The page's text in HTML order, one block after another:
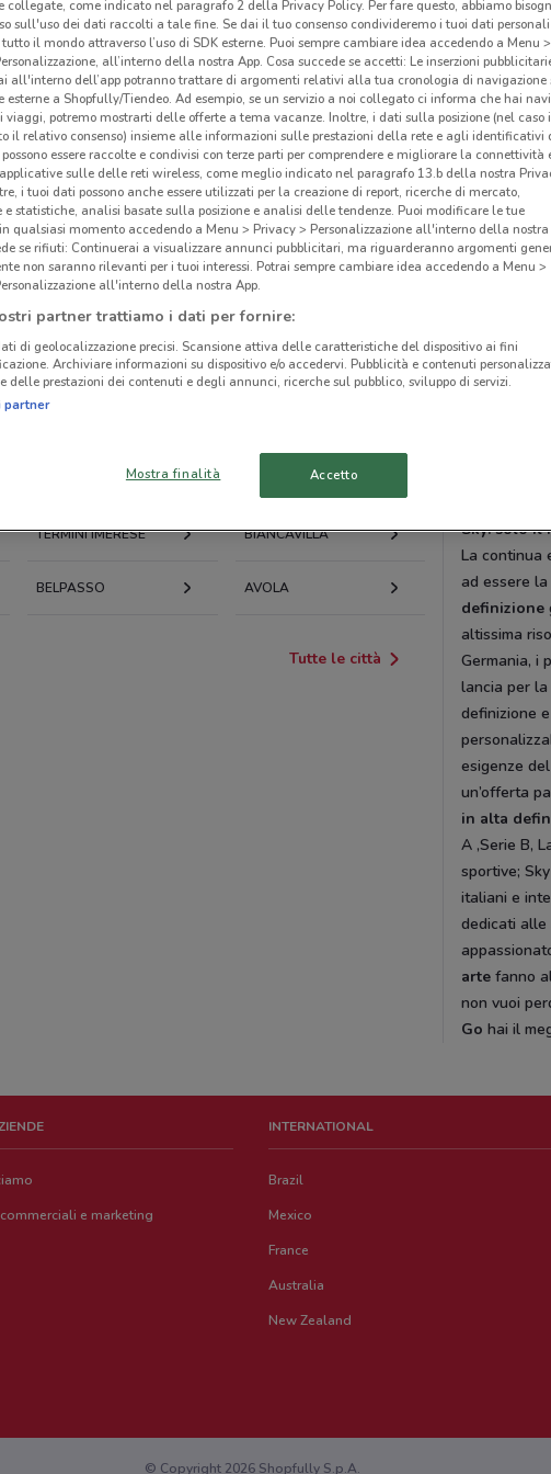
TERMINI IMERESE BIANCAVILLA
BELPASSO AVOLA
Tutte le città
Offerte
Skyè la
parte del
Stream e
settore
canali
Oggi
dalle serie
cartoni
online e
Sky: solo il
La continua
ad essere
definizione
altissima
Germania, i
lancia per
definizione
esigenze
un’offerta
in alta
A ,Serie B,
sportive;
italiani e
dedicati alle
arte fanno
non vuoi
Go hai il
e marketing
INTERNATIONAL
Brazil
Mexico
France
Australia
New Zealand
© Copyright 2026 Shopfully S.p.A.
collegate, come indicato nel paragrafo 2 della Privacy Policy. Per fare questo, abbiamo
sull'uso dei dati raccolti a tale fine. Se dai il tuo consenso condivideremo i tuoi dati
il mondo attraverso l’uso di SDK esterne. Puoi sempre cambiare idea accedendo a Menu >
all’interno della nostra App. Cosa succede se accetti: Le inserzioni
all'interno dell’app potranno trattare di argomenti relativi alla tua cronologia di navigazione
esterne a Shopfully/Tiendeo. Ad esempio, se un servizio a noi collegato ci informa che hai
viaggi, potremo mostrarti delle offerte a tema vacanze. Inoltre, i dati sulla posizione (nel caso
il relativo consenso) insieme alle informazioni sulle prestazioni della rete e agli identificativi
possono essere raccolte e condivisi con terze parti per comprendere e migliorare la connettività
applicative sulle delle reti wireless, come meglio indicato nel paragrafo 13.b della nostra
i tuoi dati possono anche essere utilizzati per la creazione di report, ricerche di mercato,
e statistiche, analisi basate sulla posizione e analisi delle tendenze. Puoi modificare le tue
qualsiasi momento accedendo a Menu > Privacy > Personalizzazione all'interno della nostra
se rifiuti: Continuerai a visualizzare annunci pubblicitari, ma riguarderanno argomenti
non saranno rilevanti per i tuoi interessi. Potrai sempre cambiare idea accedendo a Menu >
all'interno della nostra App.
partner trattiamo i dati per fornire:
di geolocalizzazione precisi. Scansione attiva delle caratteristiche del dispositivo ai fini
Archiviare informazioni su dispositivo e/o accedervi. Pubblicità e contenuti
delle prestazioni dei contenuti e degli annunci, ricerche sul pubblico, sviluppo di servizi.
partner
Mostra finalità Accetto